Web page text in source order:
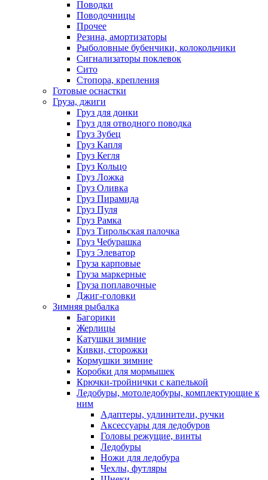
Поводки
Поводочницы
Прочее
Резина, амортизаторы
Рыболовные бубенчики, колокольчики
Сигнализаторы поклевок
Сито
Стопора, крепления
Готовые оснастки
Груза, джиги
Груз для донки
Груз для отводного поводка
Груз Зубец
Груз Капля
Груз Кегля
Груз Кольцо
Груз Ложка
Груз Оливка
Груз Пирамида
Груз Пуля
Груз Рамка
Груз Тирольская палочка
Груз Чебурашка
Груз Элеватор
Груза карповые
Груза маркерные
Груза поплавочные
Джиг-головки
Зимняя рыбалка
Багорики
Жерлицы
Катушки зимние
Кивки, сторожки
Кормушки зимние
Коробки для мормышек
Крючки-тройнички с капелькой
Ледобуры, мотоледобуры, комплектующие к
ним
Адаптеры, удлинители, ручки
Аксессуары для ледобуров
Головы режущие, винты
Ледобуры
Ножи для ледобура
Чехлы, футляры